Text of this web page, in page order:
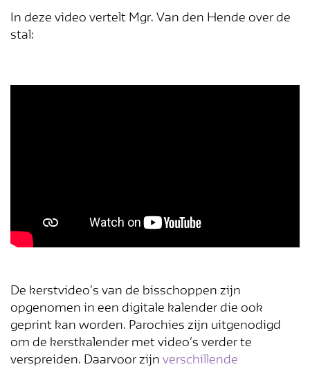
In deze video vertelt Mgr. Van den Hende over de
stal:
De kerstvideo’s van de bisschoppen zijn
opgenomen in een digitale kalender die ook
geprint kan worden. Parochies zijn uitgenodigd
om de kerstkalender met video’s verder te
verspreiden. Daarvoor zijn verschillende
× Deze popup niet meer weergeven